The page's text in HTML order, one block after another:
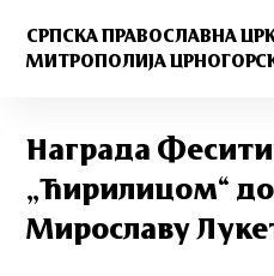
СРПСКА ПРАВОСЛАВНА
МИТРОПОЛИЈА
Награда
„Ћирилицом“
Мирославу